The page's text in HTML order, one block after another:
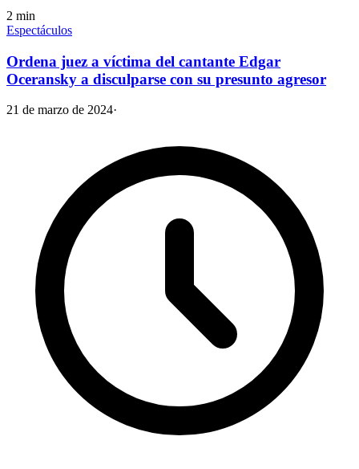
2 min
Espectáculos
Ordena juez a víctima del cantante Edgar
Oceransky a disculparse con su presunto agresor
21 de marzo de 2024·